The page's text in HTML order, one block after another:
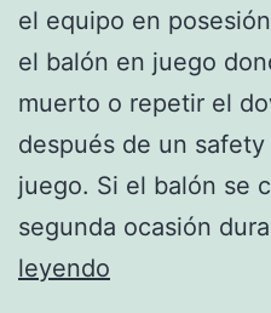
el equipo en
el balón en juego
muerto o repetir el
después de un
juego. Si el balón se
segunda ocasión
leyendo